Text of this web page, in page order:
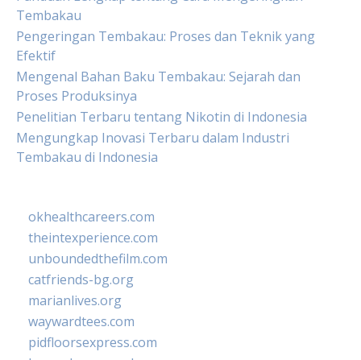
Tembakau
Pengeringan Tembakau: Proses dan Teknik yang
Efektif
Mengenal Bahan Baku Tembakau: Sejarah dan
Proses Produksinya
Penelitian Terbaru tentang Nikotin di Indonesia
Mengungkap Inovasi Terbaru dalam Industri
Tembakau di Indonesia
okhealthcareers.com
theintexperience.com
unboundedthefilm.com
catfriends-bg.org
marianlives.org
waywardtees.com
pidfloorsexpress.com